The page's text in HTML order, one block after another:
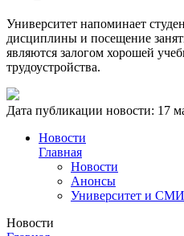
Университет напоминает
дисциплины и посещение
являются залогом хорошей
трудоустройства.
Дата публикации новости: 17
Новости
Главная
Новости
Анонсы
Университет и СМИ
Новости